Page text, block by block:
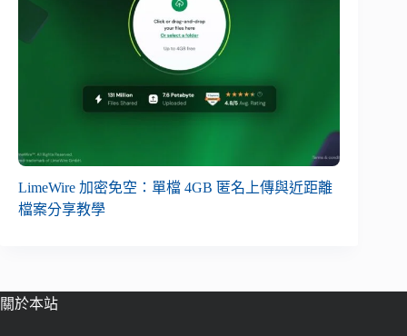
LimeWire 加密免空：單檔 4GB 匿名上傳與近距離
檔案分享教學
關於本站